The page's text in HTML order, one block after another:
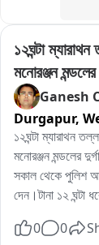
১২ঘন্টা
মনোরঞ্জন
Ganesh
Durgapur,
১২ঘন্টা ম্যারাথন
মনোরঞ্জন মন্ডলের
সকাল থেকে পুলিশ
দেন।টানা ১২ ঘন্টা
মন্তব্য করতে
0 0